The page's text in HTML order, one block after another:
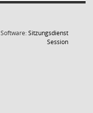
Software:Sitzungsdienst
Session(Wird in